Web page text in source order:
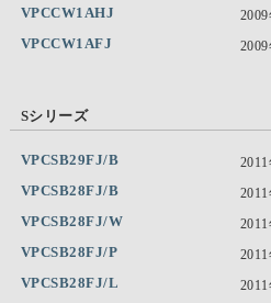
VPCCW1AHJ
VPCCW1AFJ
Sシリーズ
VPCSB29FJ/B
VPCSB28FJ/B
VPCSB28FJ/W
VPCSB28FJ/P
VPCSB28FJ/L